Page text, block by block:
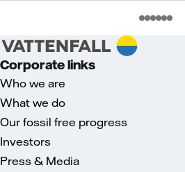
Corporate links
Who we are
What we do
Our fossil free progress
Investors
Press & Media